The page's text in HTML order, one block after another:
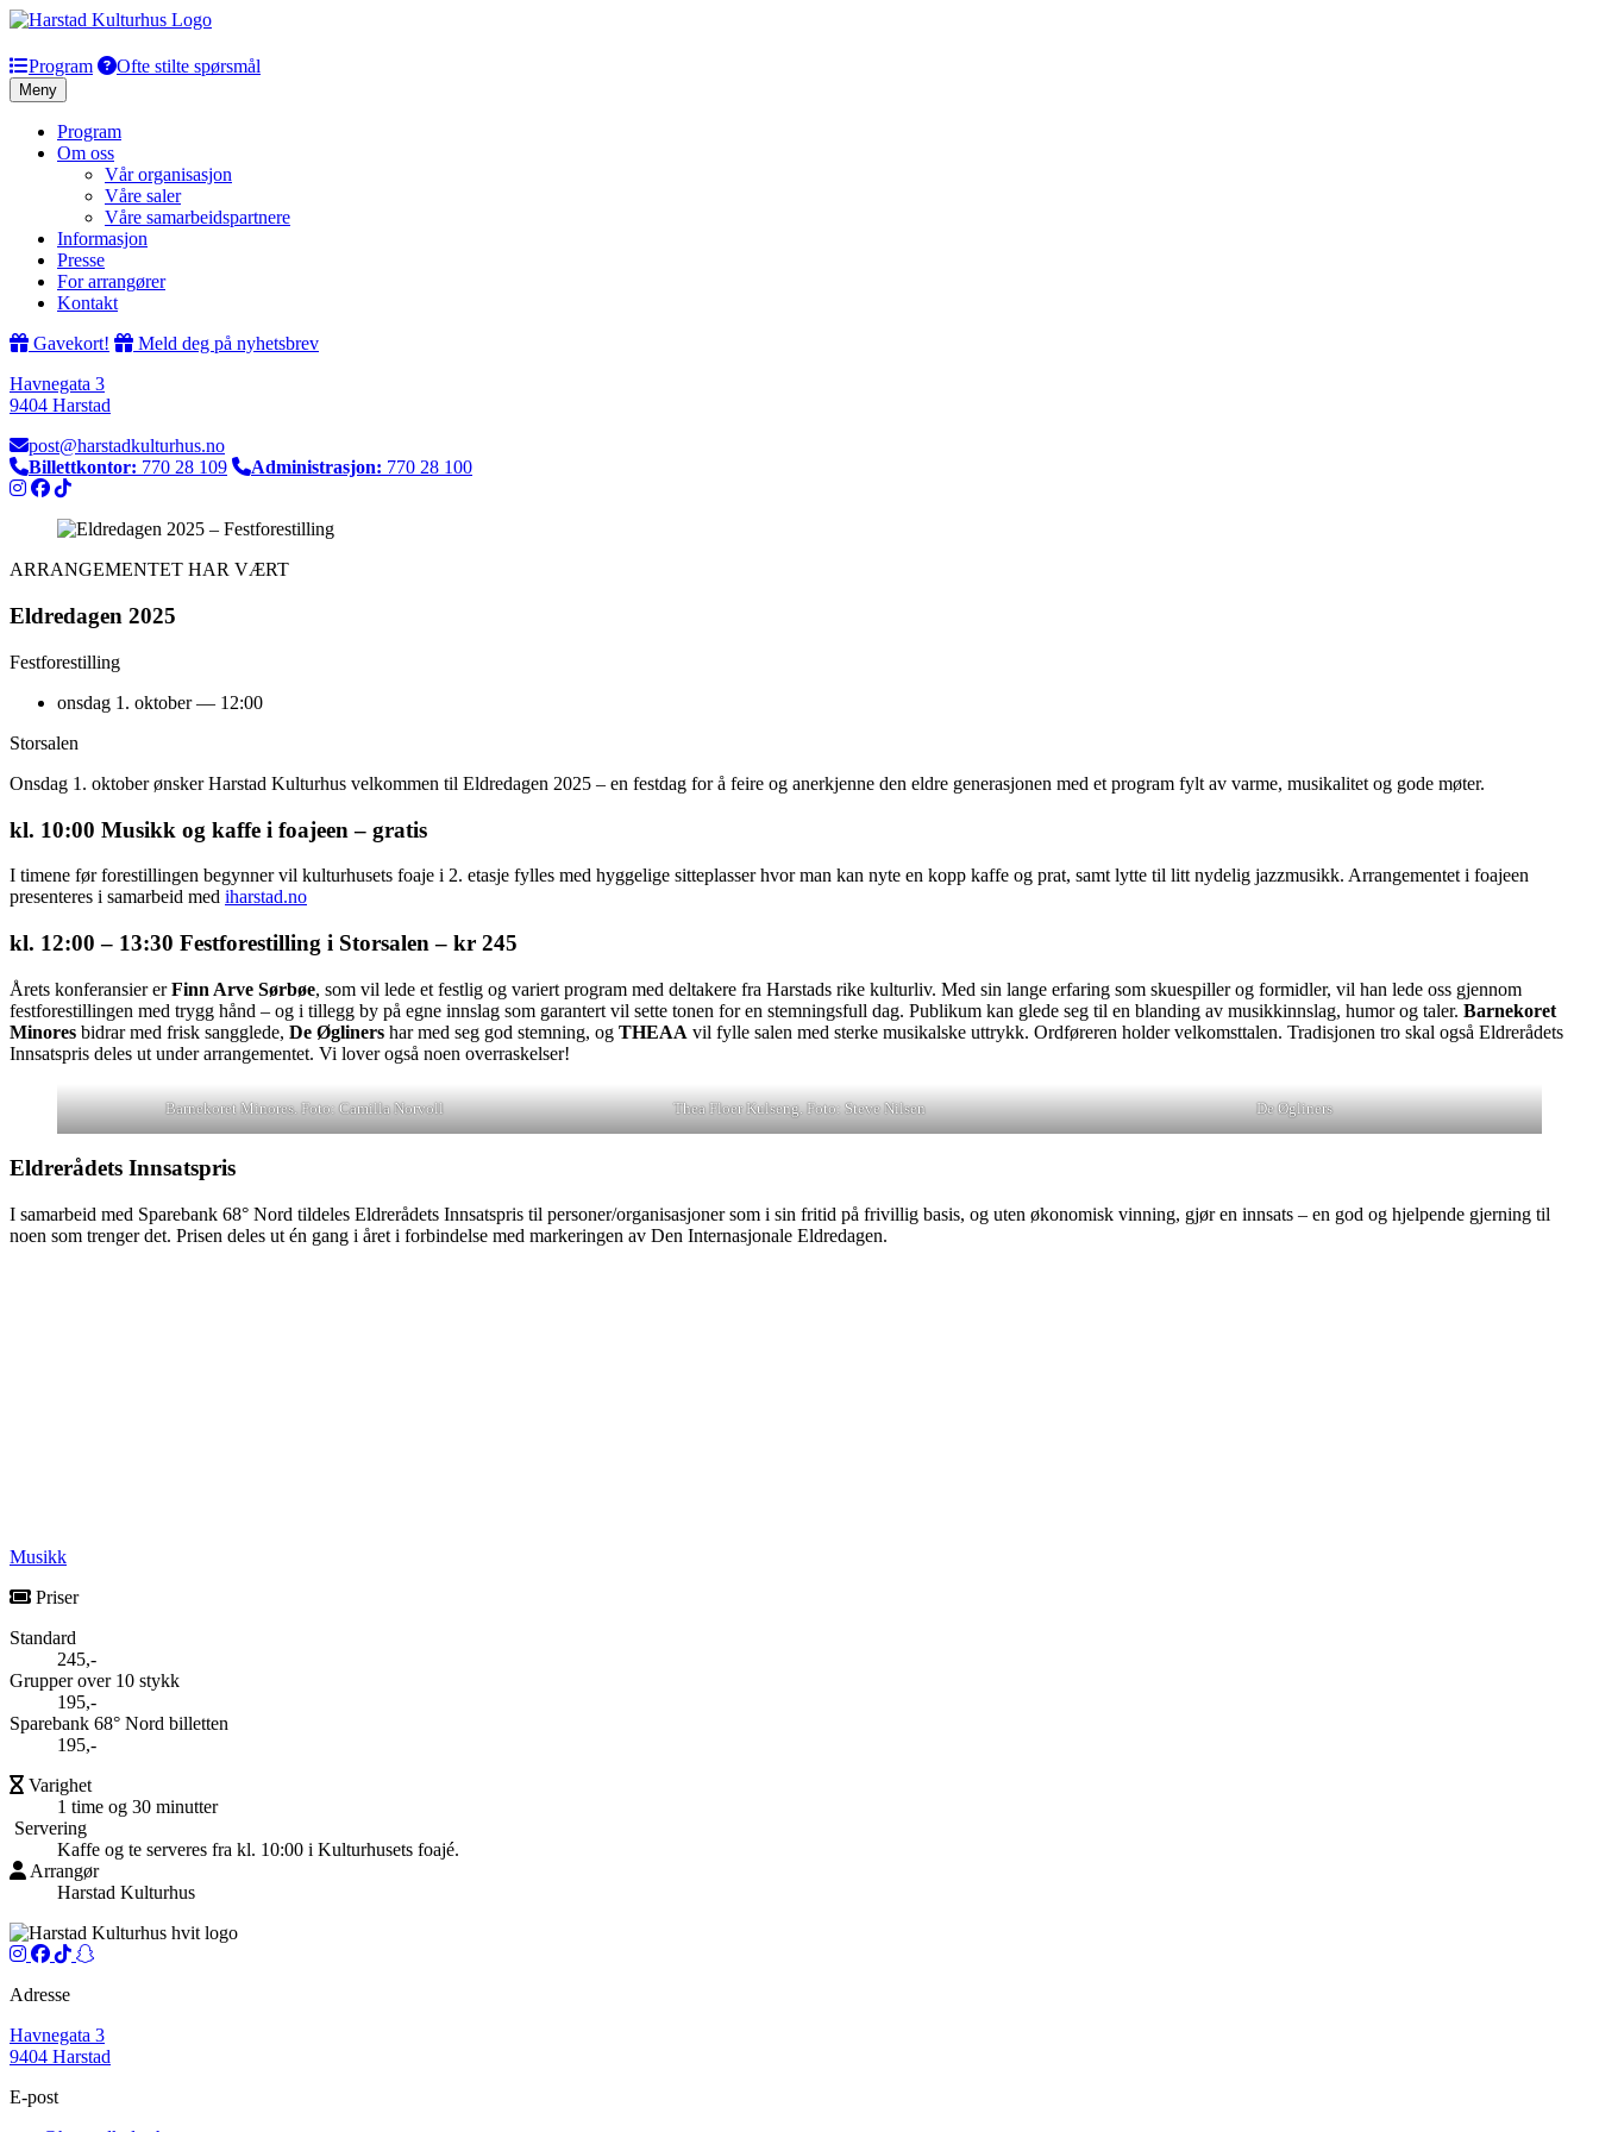
Hopp
innhold
Program Ofte stilte spørsmål
Meny
Program
Om oss
Vår organisasjon
Våre saler
Våre samarbeidspartnere
Informasjon
Presse
For arrangører
Kontakt
Gavekort!
Meld deg på nyhetsbrev
Havnegata 3
9404 Harstad
post@harstadkulturhus.no
Billettkontor: 770 28 109 Administrasjon: 770 28 100
Instagram
Facebook
TikTok
ARRANGEMENTET HAR VÆRT
Eldredagen 2025
Festforestilling
onsdag 1. oktober — 12:00
Storsalen
Onsdag 1. oktober ønsker Harstad Kulturhus velkommen til Eldredagen 2025 – en festdag for å feire og anerkjenne den eldre generasjonen med et program fylt av varme, musikalitet og gode møter.
kl. 10:00 Musikk og kaffe i foajeen – gratis
I timene før forestillingen begynner vil kulturhusets foaje i 2. etasje fylles med hyggelige sitteplasser hvor man kan nyte en kopp kaffe og prat, samt lytte til litt nydelig jazzmusikk. Arrangementet i foajeen
presenteres i samarbeid med iharstad.no
kl. 12:00 – 13:30 Festforestilling i Storsalen – kr 245
Årets konferansier erFinn Arve Sørbøe, som vil lede et festlig og variert program med deltakere fra Harstads rike kulturliv. Med sin lange erfaring som skuespiller og formidler, vil han lede oss gjennom
festforestillingen med trygg hånd – og i tillegg by på egne innslag som garantert vil sette tonen for en stemningsfull dag. Publikum kan glede seg til en blanding av musikkinnslag, humor og taler. Barnekoret
Minores bidrar med frisk sangglede, De Øgliners har med seg god stemning, og THEAA vil fylle salen med sterke musikalske uttrykk. Ordføreren holder velkomsttalen. Tradisjonen tro skal også Eldrerådets
Innsatspris deles ut under arrangementet. Vi lover også noen overraskelser!
Barnekoret Minores. Foto: Camilla Norvoll Thea Floer Kulseng. Foto: Steve Nilsen De Øgliners
Eldrerådets Innsatspris
I samarbeid med Sparebank 68° Nord tildeles Eldrerådets Innsatspris til personer/organisasjoner som i sin fritid på frivillig basis, og uten økonomisk vinning, gjør en innsats – en god og hjelpende gjerning til
noen som trenger det. Prisen deles ut én gang i året i forbindelse med markeringen av Den Internasjonale Eldredagen.
Musikk
Priser
Standard
245,-
Grupper over 10 stykk
195,-
Sparebank 68° Nord billetten
195,-
Varighet
1 time og 30 minutter
Servering
Kaffe og te serveres fra kl. 10:00 i Kulturhusets foajé.
Arrangør
Harstad Kulturhus
Instagram
Facebook
TikTok
Adresse
Havnegata 3
9404 Harstad
E-post